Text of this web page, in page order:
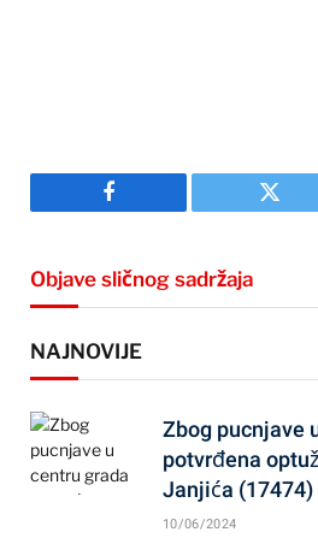
Facebook
Objave sličnog sadržaja
NAJNOVIJE
Zbog pucnjave
potvrđena
Janjića (17474)
10/06/2024